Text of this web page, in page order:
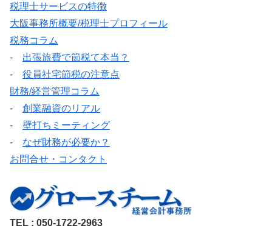
税理士サービスの特徴
大阪事務所概要/税理士プロフィール
税務コラム
- 出張旅費で節税て本当？
- 役員社宅節税の注意点
財務/経営管理コラム
- 創業融資のリアル
- 壁打ちミーティング
- なぜ財務が必要か？
お問合せ・コンタクト
TEL : 050-1722-2963